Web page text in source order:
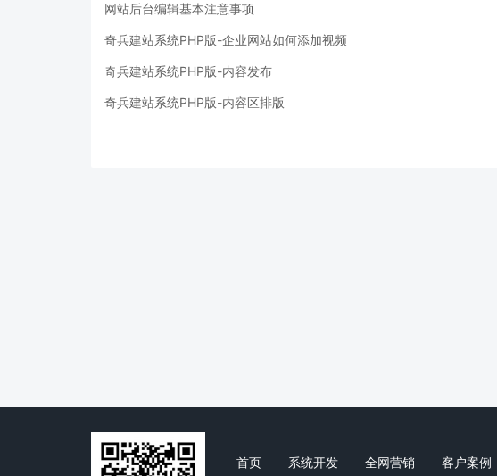
网站后台编辑基本注意事项
奇兵建站系统PHP版-企业网站如何添加视频
奇兵建站系统PHP版-内容发布
奇兵建站系统PHP版-内容区排版
首页 系统开发 全网营销 客户案例